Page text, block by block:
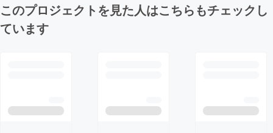
このプロジェクトを見た人はこちらもチェックし
ています